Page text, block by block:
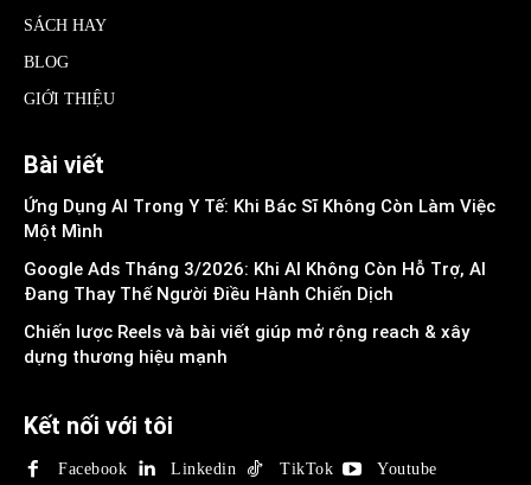
SÁCH HAY
BLOG
GIỚI THIỆU
Bài viết
Ứng Dụng AI Trong Y Tế: Khi Bác Sĩ Không Còn Làm Việc
Một Mình
Google Ads Tháng 3/2026: Khi AI Không Còn Hỗ Trợ, AI
Đang Thay Thế Người Điều Hành Chiến Dịch
Chiến lược Reels và bài viết giúp mở rộng reach & xây
dựng thương hiệu mạnh
Kết nối với tôi
Facebook Linkedin TikTok Youtube